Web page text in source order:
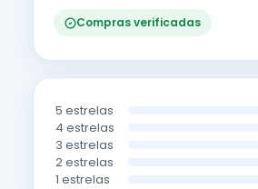
Compras verificadas
5 estrelas
4 estrelas
3 estrelas
2 estrelas
1 estrelas